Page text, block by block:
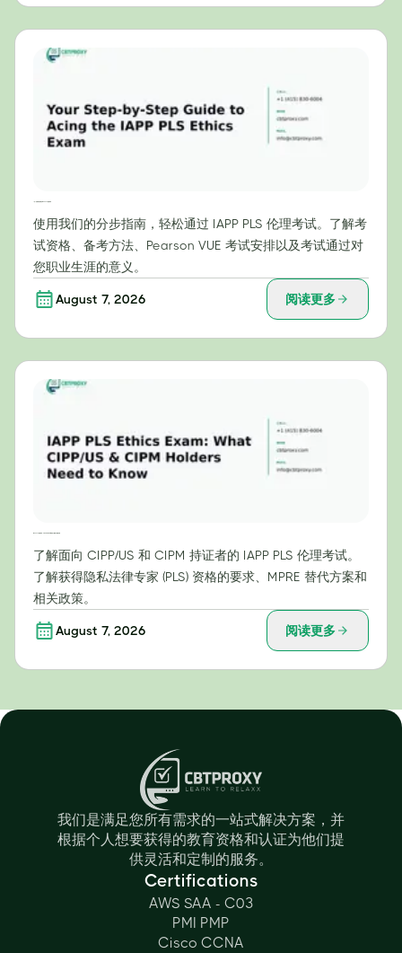
使用我们的分步指南，轻松通过 IAPP PLS 伦理考试。了解考
试资格、备考方法、Pearson VUE 考试安排以及考试通过对
您职业生涯的意义。
August 7, 2026 阅读更多
了解面向 CIPP/US 和 CIPM 持证者的 IAPP PLS 伦理考试。
了解获得隐私法律专家 (PLS) 资格的要求、MPRE 替代方案和
相关政策。
August 7, 2026 阅读更多
我们是满足您所有需求的一站式解决方案，并
根据个人想要获得的教育资格和认证为他们提
供灵活和定制的服务。
Certifications
AWS SAA - C03
PMI PMP
Cisco CCNA